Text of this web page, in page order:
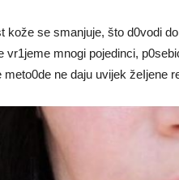
kože se smanjuje, što d0vodi
vr1jeme mnogi pojedinci,
ne daju uvijek žeIjene